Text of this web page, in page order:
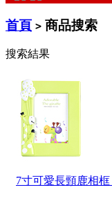
首頁 > 商品搜索
搜索結果
7寸可愛長頸鹿相框